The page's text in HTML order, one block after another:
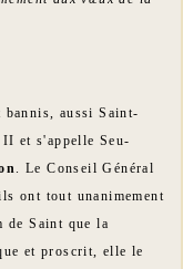
aussi Saint-
et s'appelle Seu-
. Le Conseil Général
ont tout unanimement
de Saint que la
et proscrit, elle le